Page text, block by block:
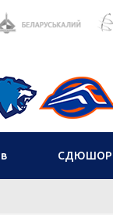
СДЮШОР